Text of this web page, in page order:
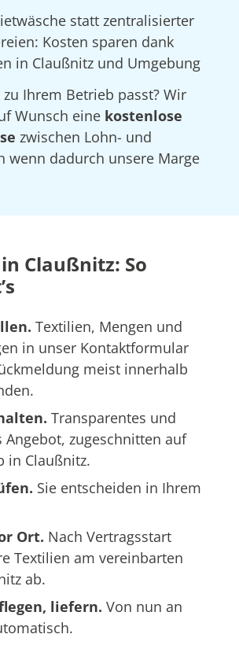
statt zentralisierter
Kosten sparen dank
in Claußnitz und Umgebung
Ihrem Betrieb passt? Wir
Wunsch eine kostenlose
zwischen Lohn- und
wenn dadurch unsere Marge
Claußnitz: So
Textilien, Mengen und
in unser Kontaktformular
meist innerhalb
Transparentes und
zugeschnitten auf
in Claußnitz.
Sie entscheiden in Ihrem
Ort. Nach Vertragsstart
Textilien am vereinbarten
ab.
liefern. Von nun an